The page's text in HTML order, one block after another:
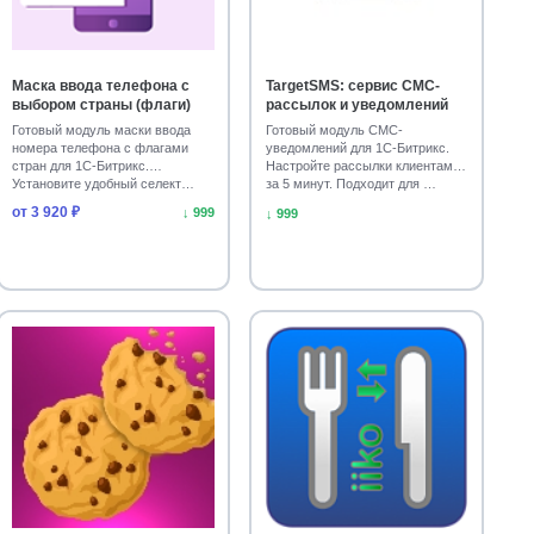
дома 10 Сайты отелей и гостиниц
с мессенджерами Уведомления для сайта 8
доставка еды и заказы
Отладка, поддержка 5
Образование Спорт, туризм
Подарки и сувениры 3 Каталог товаров, услуг
ЖСК 2 Персональный сайт Курсы валют
Маска ввода телефона с
выбором страны (флаги)
Готовый модуль маски ввода
номера телефона с флагами
стран для 1С-Битрикс.
Установите удобный селект…
от 3 920 ₽ ↓ 999
TargetSMS: сервис СМС-
рассылок и уведомлений
Готовый модуль СМС-
уведомлений для 1С-Битрикс.
Настройте рассылки клиентам
за 5 минут. Подходит для …
↓ 999